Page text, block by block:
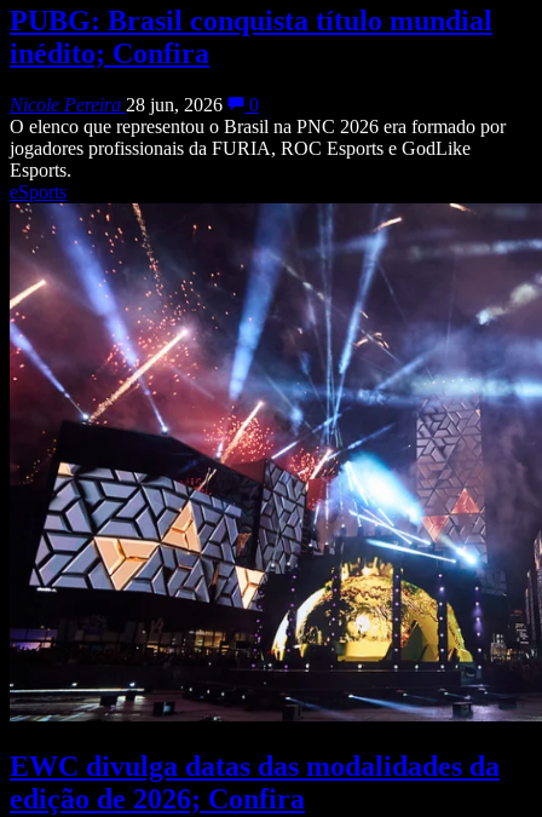
PUBG: Brasil conquista título mundial
inédito; Confira
Nicole Pereira 28 jun, 2026
0
O elenco que representou o Brasil na PNC 2026 era formado por
jogadores profissionais da FURIA, ROC Esports e GodLike
Esports.
eSports
EWC divulga datas das modalidades da
edição de 2026; Confira